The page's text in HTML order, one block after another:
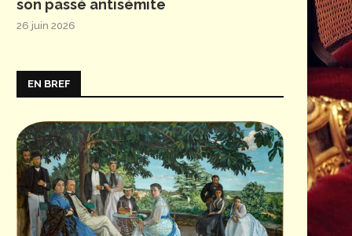
son passé antisémite
26 juin 2026
EN BREF